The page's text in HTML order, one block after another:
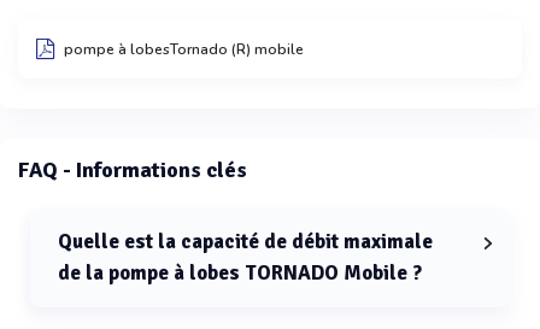
pompe à lobesTornado (R) mobile
FAQ - Informations clés
Quelle est la capacité de débit maximale
de la pompe à lobes TORNADO Mobile ?